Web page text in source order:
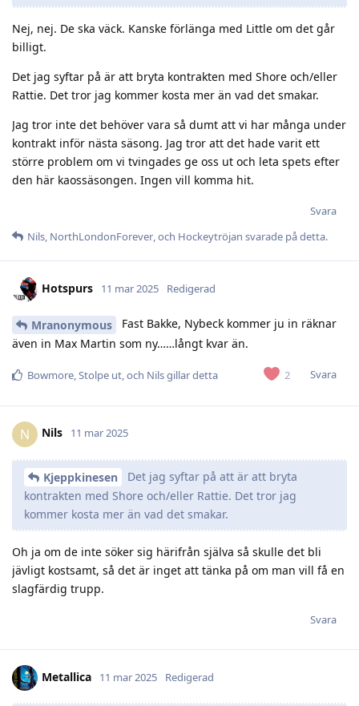
Nej, nej. De ska väck. Kanske förlänga med Little om det går
billigt.
Det jag syftar på är att bryta kontrakten med Shore och/eller
Rattie. Det tror jag kommer kosta mer än vad det smakar.
Jag tror inte det behöver vara så dumt att vi har många under
kontrakt inför nästa säsong. Jag tror att det hade varit ett
större problem om vi tvingades ge oss ut och leta spets efter
den här kaossäsongen. Ingen vill komma hit.
Svara
Nils, NorthLondonForever, och Hockeytröjan svarade på detta.
Hotspurs 11 mar 2025 Redigerad
Mranonymous
Fast Bakke, Nybeck kommer ju in räknar
även in Max Martin som ny……långt kvar än.
2 Svara
Bowmore,Stolpe ut, och Nilsgillar detta
N Nils 11 mar 2025
Kjeppkinesen
Det jag syftar på att är att bryta
kontrakten med Shore och/eller Rattie. Det tror jag
kommer kosta mer än vad det smakar.
Oh ja om de inte söker sig härifrån själva så skulle det bli
jävligt kostsamt, så det är inget att tänka på om man vill få en
slagfärdig trupp.
Svara
Metallica 11 mar 2025 Redigerad